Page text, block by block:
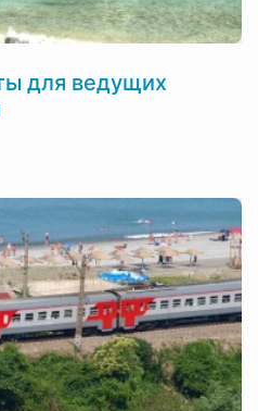
для ведущих